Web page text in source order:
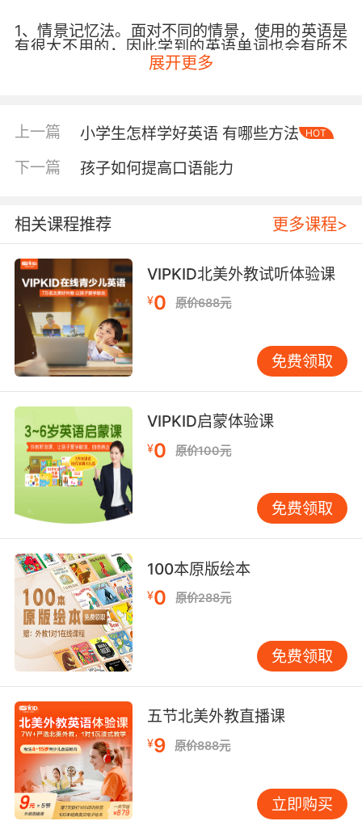
1、情景记忆法。面对不同的情景，使用的英语是
有很大不用的，因此学到的英语单词也会有所不
同。通过不同情景学习英语，让孩子们可以更熟
练的掌握英语，记忆的也更加的牢靠，可以学以
2、逻辑组记忆法。这种方法可以孩子们在学习单
词的时候有一定的思维逻辑，会把单词进行分
巩固记忆，因此次才有了这种方法。
4、音节记忆法。单词是由一个个字母组成的，因
此想要更好的记忆，需要靠自然拼读的方式来记
忆，将单词按照音节来划分，这样既能发音标准
而且记忆深刻。
5、合成词记忆法。合成词的单词有很多，如
classmate、supermarket等，这些单词都是根
据词意组成的，因此只要了解这两个单词，就可
以很好的记忆这样合成词，而且记忆也是非常牢
6、联系记忆法。这种学习方法常用的方式是和日
常生活联系在一起进行学习，这种记忆方法是非
常的实用，可以让孩子更快更好的记忆。如孩子
们去超市的时候，可以将看到的单词教孩子们进
行阅读，吃饭的时候，可以将食物、筷子等单词
来教孩子们，这样联系记忆是非常好的方法。
上面6个方法就是比较常用的单词记忆法，大家了
解了吗？单词的记忆并不是一两天就可以记全
的，需要长时间的累积才能记得更加扎实，而记
忆方法只是让孩子们更快的记住单词，但是想要
学更多的单词，还需要不断的复习和努力才可
以。
展开更多
上一篇 小学生怎样学好英语 有哪些方法 HOT
下一篇 孩子如何提高口语能力
相关课程推荐 更多课程>
VIPKID北美外教试听体验课
¥0 原价688元
免费领取
VIPKID启蒙体验课
¥0 原价100元
免费领取
100本原版绘本
¥0 原价288元
免费领取
五节北美外教直播课
¥9 原价888元
立即购买